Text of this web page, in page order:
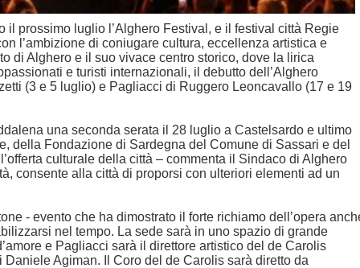
prossimo luglio l’Alghero Festival, e il festival città Regie
l’ambizione di coniugare cultura, eccellenza artistica e
di Alghero e il suo vivace centro storico, dove la lirica
e turisti internazionali, il debutto dell’Alghero
(3 e 5 luglio) e Pagliacci di Ruggero Leoncavallo (17 e 19
una seconda serata il 28 luglio a Castelsardo e ultimo
della Fondazione di Sardegna del Comune di Sassari e del
culturale della città – commenta il Sindaco di Alghero
consente alla città di proporsi con ulteriori elementi ad un
- evento che ha dimostrato il forte richiamo dell’opera
nel tempo. La sede sarà in uno spazio di grande
e Pagliacci sarà il direttore artistico del de Carolis
Agiman. Il Coro del de Carolis sarà diretto da